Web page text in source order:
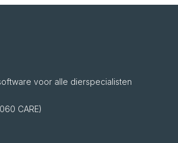
voor alle dierspecialisten
CARE)